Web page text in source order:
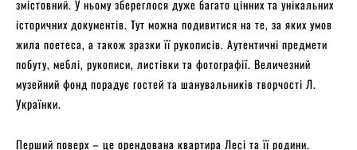
змістовний. У ньому збереглося дуже багато цінних та унікальних
історичних документів. Тут можна подивитися на те, за яких умов
жила поетеса, а також зразки її рукописів. Аутентичні предмети
побуту, меблі, рукописи, листівки та фотографії. Величезний
музейний фонд порадує гостей та шанувальників творчості Л.
Українки.
Перший поверх – це орендована квартира Лесі та її родини.